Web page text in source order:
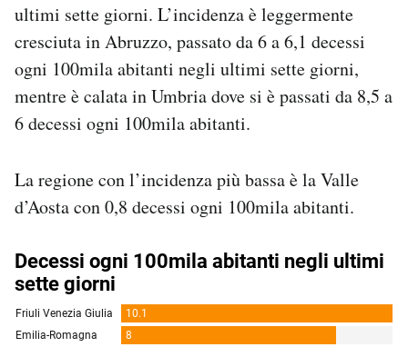
ultimi sette giorni. L’incidenza è leggermente
cresciuta in Abruzzo, passato da 6 a 6,1 decessi
ogni 100mila abitanti negli ultimi sette giorni,
mentre è calata in Umbria dove si è passati da 8,5 a
6 decessi ogni 100mila abitanti.
La regione con l’incidenza più bassa è la Valle
d’Aosta con 0,8 decessi ogni 100mila abitanti.